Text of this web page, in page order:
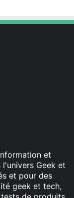
et
Geek et
et pour des
geek et tech,